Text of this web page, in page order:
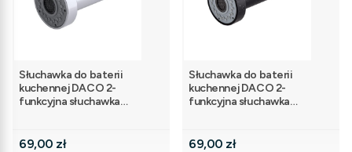
Słuchawka do baterii
kuchennej DACO 2-
funkcyjna słuchawka
Cena
69,00 zł
Słuchawka do baterii
kuchennej DACO 2-
funkcyjna słuchawka
Cena
69,00 zł